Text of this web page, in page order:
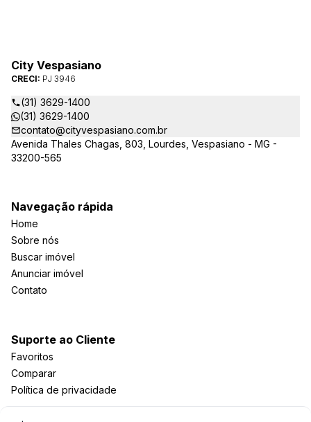
City Vespasiano
CRECI: PJ 3946
(31) 3629-1400
(31) 3629-1400
contato@cityvespasiano.com.br
Avenida Thales Chagas, 803, Lourdes, Vespasiano - MG -
33200-565
Navegação rápida
Home
Sobre nós
Buscar imóvel
Anunciar imóvel
Contato
Suporte ao Cliente
Favoritos
Comparar
Política de privacidade